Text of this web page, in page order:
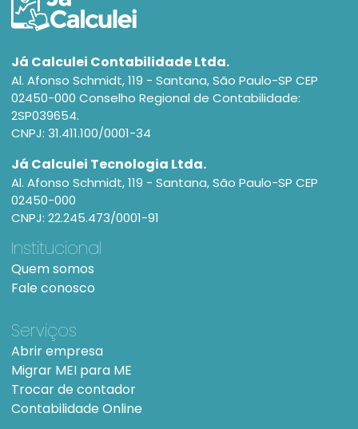
Já Calculei Contabilidade Ltda.
Al. Afonso Schmidt, 119 - Santana, São Paulo-SP CEP
02450-000 Conselho Regional de Contabilidade:
2SP039654.
CNPJ: 31.411.100/0001-34
Já Calculei Tecnologia Ltda.
Al. Afonso Schmidt, 119 - Santana, São Paulo-SP CEP
02450-000
CNPJ: 22.245.473/0001-91
Institucional
Quem somos
Fale conosco
Serviços
Abrir empresa
Migrar MEI para ME
Trocar de contador
Contabilidade Online